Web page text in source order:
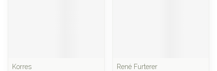
Korres
René Furterer